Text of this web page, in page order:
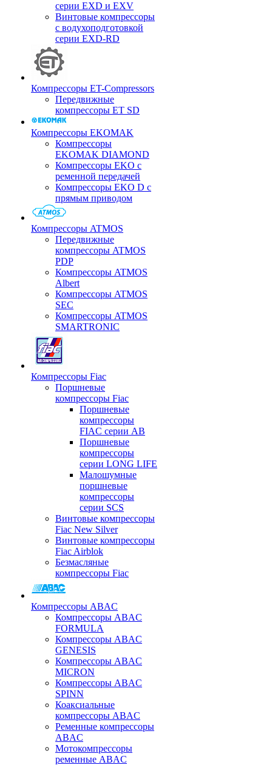
серии EXD и EXV
Винтовые компрессоры
с водухоподготовкой
серии EXD-RD
Компрессоры ET-Compressors
Передвижные
компрессоры ET SD
Компрессоры EKOMAK
Компрессоры
EKOMAK DIAMOND
Компрессоры EKO c
ременной передачей
Компрессоры EKO D с
прямым приводом
Компрессоры ATMOS
Передвижные
компрессоры ATMOS
PDP
Компрессоры ATMOS
Albert
Компрессоры ATMOS
SEC
Компрессоры ATMOS
SMARTRONIC
Компрессоры Fiac
Поршневые
компрессоры Fiac
Поршневые
компрессоры
FIAC серии AB
Поршневые
компрессоры
серии LONG LIFE
Малошумные
поршневые
компрессоры
серии SCS
Винтовые компрессоры
Fiac New Silver
Винтовые компрессоры
Fiac Airblok
Безмасляные
компрессоры Fiac
Компрессоры ABAC
Компрессоры ABAC
FORMULA
Компрессоры ABAC
GENESIS
Компрессоры ABAC
MICRON
Компрессоры ABAC
SPINN
Коаксиальные
компрессоры ABAC
Ременные компрессоры
ABAC
Мотокомпрессоры
ременные ABAC